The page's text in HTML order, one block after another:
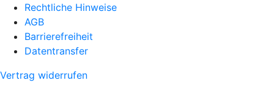
Rechtliche Hinweise
AGB
Barrierefreiheit
Datentransfer
Vertrag widerrufen